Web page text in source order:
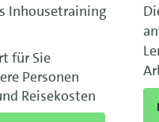
Inhousetraining
für Sie
Personen
Reisekosten